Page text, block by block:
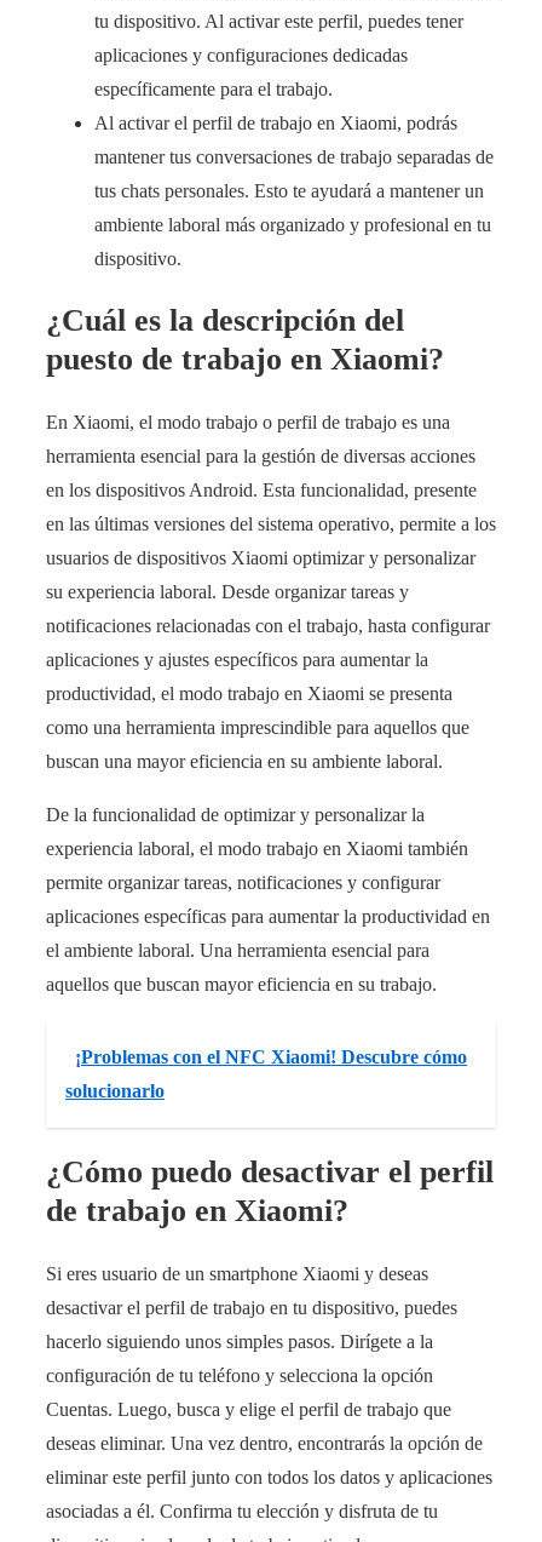
tu dispositivo. Al activar este perfil, puedes tener
aplicaciones y configuraciones dedicadas
específicamente para el trabajo.
Al activar el perfil de trabajo en Xiaomi, podrás
mantener tus conversaciones de trabajo separadas de
tus chats personales. Esto te ayudará a mantener un
ambiente laboral más organizado y profesional en tu
dispositivo.
¿Cuál es la descripción del
puesto de trabajo en Xiaomi?
En Xiaomi, el modo trabajo o perfil de trabajo es una
herramienta esencial para la gestión de diversas acciones
en los dispositivos Android. Esta funcionalidad, presente
en las últimas versiones del sistema operativo, permite a los
usuarios de dispositivos Xiaomi optimizar y personalizar
su experiencia laboral. Desde organizar tareas y
notificaciones relacionadas con el trabajo, hasta configurar
aplicaciones y ajustes específicos para aumentar la
productividad, el modo trabajo en Xiaomi se presenta
como una herramienta imprescindible para aquellos que
buscan una mayor eficiencia en su ambiente laboral.
De la funcionalidad de optimizar y personalizar la
experiencia laboral, el modo trabajo en Xiaomi también
permite organizar tareas, notificaciones y configurar
aplicaciones específicas para aumentar la productividad en
el ambiente laboral. Una herramienta esencial para
aquellos que buscan mayor eficiencia en su trabajo.
¡Problemas con el NFC Xiaomi! Descubre cómo
solucionarlo
¿Cómo puedo desactivar el perfil
de trabajo en Xiaomi?
Si eres usuario de un smartphone Xiaomi y deseas
desactivar el perfil de trabajo en tu dispositivo, puedes
hacerlo siguiendo unos simples pasos. Dirígete a la
configuración de tu teléfono y selecciona la opción
Cuentas. Luego, busca y elige el perfil de trabajo que
deseas eliminar. Una vez dentro, encontrarás la opción de
eliminar este perfil junto con todos los datos y aplicaciones
asociadas a él. Confirma tu elección y disfruta de tu